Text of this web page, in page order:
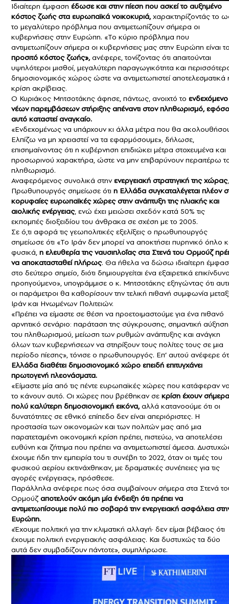
Ιδιαίτερη έμφαση έδωσε και στην πίεση που ασκεί το αυξημένο
κόστος ζωής στα ευρωπαϊκά νοικοκυριά,χαρακτηρίζοντάς το
το μεγαλύτερο πρόβλημα που αντιμετωπίζουν σήμερα οι
κυβερνήσεις στην Ευρώπη. «Το κύριο πρόβλημα που
αντιμετωπίζουν σήμερα οι κυβερνήσεις μας στην Ευρώπη είναι
προσιτό κόστος ζωής»,ανέφερε, τονίζοντας ότι απαιτούνται
υψηλότεροι μισθοί, μεγαλύτερη παραγωγικότητα και
δημοσιονομικός χώρος ώστε να αντιμετωπιστεί αποτελεσματικά
κρίση ακρίβειας.
Ο Κυριάκος Μητσοτάκης άφησε, πάντως, ανοιχτό το ενδεχόμενο
νέων παρεμβάσεων στήριξης απέναντι στον πληθωρισμό,
αυτό καταστεί αναγκαίο.
«Ενδεχομένως να υπάρχουν κι άλλα μέτρα που θα
Ελπίζω να μη χρειαστεί να τα εφαρμόσουμε», δήλωσε,
επισημαίνοντας ότι η κυβέρνηση επιδιώκει μέτρα στοχευμένα και
προσωρινού χαρακτήρα, ώστε να μην επιβαρύνουν περαιτέρω
πληθωρισμό.
Αναφερόμενος συνολικά στηνενεργειακή στρατηγική της χώρας
Πρωθυπουργός σημείωσε ότι η Ελλάδα συγκαταλέγεται πλέον
κορυφαίες ευρωπαϊκές χώρες στην ανάπτυξη της ηλιακής και
αιολικής ενέργειας, ενώ έχει μειώσει σχεδόν κατά 50% τις
εκπομπές διοξειδίου του άνθρακα σε σχέση με το 2005.
Σε ό,τι αφορά τις γεωπολιτικές εξελίξεις ο πρωθυπουργός
σημείωσε ότι «Το Ιράν δεν μπορεί να αποκτήσει πυρηνικό όπλο
φυσικά, η ελευθερία της ναυσιπλοΐας στα Στενά του Ορμούζ
να αποκατασταθεί πλήρως. Θα ήθελα να δώσω ιδιαίτερη
στο δεύτερο σημείο, διότι δημιουργείται ένα εξαιρετικά
προηγούμενο», υπογράμμισε ο κ. Μητσοτάκης εξηγώντας ότι
οι παράμετροι θα καθορίσουν την τελική πιθανή συμφωνία
Ιράν και Ηνωμένων Πολιτειών.
«Πρέπει να είμαστε σε θέση να προετοιμαστούμε για ένα πιθανό
αρνητικό σενάριο: παράταση της σύγκρουσης, σημαντική αύξηση
του πληθωρισμού, μείωση των ρυθμών ανάπτυξης και ανάγκη
όλων των κυβερνήσεων να στηρίξουν τους πολίτες τους σε μια
περίοδο πίεσης», τόνισε ο πρωθυπουργός. Επ’ αυτού ανέφερε
Ελλάδα διαθέτει δημοσιονομικό χώρο επειδή επιτυγχάνει
πρωτογενή πλεονάσματα.
«Είμαστε μία από τις πέντε ευρωπαϊκές χώρες που κατάφεραν
το κάνουν αυτό. Οι χώρες που βρέθηκαν σε κρίση έχουν σήμερα
πολύ καλύτερη δημοσιονομική εικόνα,αλλά κατανοούμε ότι οι
δυνατότητες σε εθνικό επίπεδο δεν είναι απεριόριστες. Η
προστασία των οικονομιών και των πολιτών μας από μια
παρατεταμένη οικονομική κρίση πρέπει, πιστεύω, να αποτελέσει
ευθύνη και ζήτημα που πρέπει να αντιμετωπιστεί άμεσα.
έχουμε ήδη την εμπειρία του τι συνέβη το 2022, όταν οι τιμές του
φυσικού αερίου εκτινάχθηκαν, με δραματικές συνέπειες για τις
αγορές ενέργειας», πρόσθεσε.
Παράλληλα ανέφερε πως όσα συμβαίνουν σήμερα στα Στενά
Ορμούζαποτελούν ακόμη μία ένδειξη ότι πρέπει να
αντιμετωπίσουμε πολύ πιο σοβαρά την ενεργειακή ασφάλεια
Ευρώπη.
«Έχουμε πολιτική για την κλιματική αλλαγή· δεν είμαι βέβαιος ότι
έχουμε πολιτική ενεργειακής ασφάλειας. Και δυστυχώς τα δύο
αυτά δεν συμβαδίζουν πάντοτε», συμπλήρωσε.